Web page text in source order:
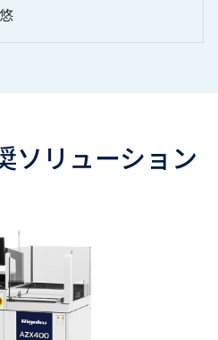
ソリューション